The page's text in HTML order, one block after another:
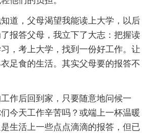
，父母渴望我能读上大学，以后
报答父母，我立下了大志：把握读
，考上大学，找到一份好工作。让
足食的生活。其实父母要的报答不
后回到家，只要随意地问候一
今天工作辛苦吗？或端上一杯温暖
生活上一些点点滴滴的报答，但已